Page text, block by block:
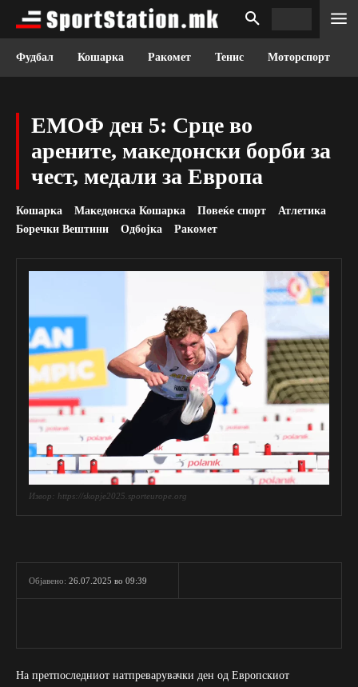
Фудбал Кошарка Ракомет Тенис Моторспорт
ЕМОФ ден 5: Срце во
арените, македонски борби за
чест, медали за Европа
Кошарка Македонска Кошарка Повеќе спорт
Атлетика
Боречки Вештини
Одбојка Ракомет
Извор: https://skopje2025.sporteurope.org
Објавено: 26.07.2025 во 09:39
На претпоследниот натпреварувачки ден од Европскиот